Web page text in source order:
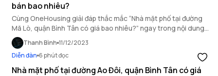
bán bao nhiêu?
Cùng OneHousing giải đáp thắc mắc “Nhà mặt phố tại đường
Mã Lò, quận Bình Tân có giá bao nhiêu?” ngay trong nội dung
dưới đây nhé!
Thanh Bình 11/12/2023
Diễn đàn 6 phút đọc
Nhà mặt phố tại đường Ao Đôi, quận Bình Tân có giá